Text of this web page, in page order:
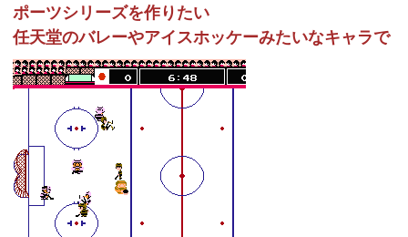
ポーツシリーズを作りたい
任天堂のバレーやアイスホッケーみたいなキャラで